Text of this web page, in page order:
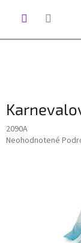
2090A
Priemerné
Neohodnotené